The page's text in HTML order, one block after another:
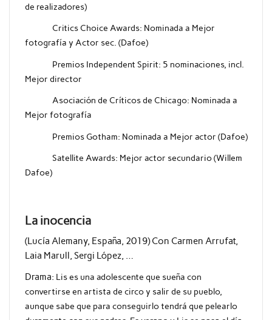
de realizadores)
Critics Choice Awards: Nominada a Mejor
fotografía y Actor sec. (Dafoe)
Premios Independent Spirit: 5 nominaciones, incl.
Mejor director
Asociación de Críticos de Chicago: Nominada a
Mejor fotografía
Premios Gotham: Nominada a Mejor actor (Dafoe)
Satellite Awards: Mejor actor secundario (Willem
Dafoe)
La inocencia
(Lucía Alemany, España, 2019) Con Carmen Arrufat,
Laia Marull, Sergi López, …
Drama: Lis es una adolescente que sueña con
convertirse en artista de circo y salir de su pueblo,
aunque sabe que para conseguirlo tendrá que pelearlo